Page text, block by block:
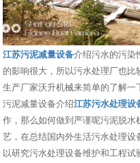
江苏污泥减量设备介绍污水的污染
的影响很大，所以污水处理厂也比
生产厂家沃升机械来简单的了解一
污泥减量设备介绍江苏污水处理设
作，那么如何做到严谨呢污泥脱
艺，在总结国内外生活污水处理
以研究污水处理设备维护和工程